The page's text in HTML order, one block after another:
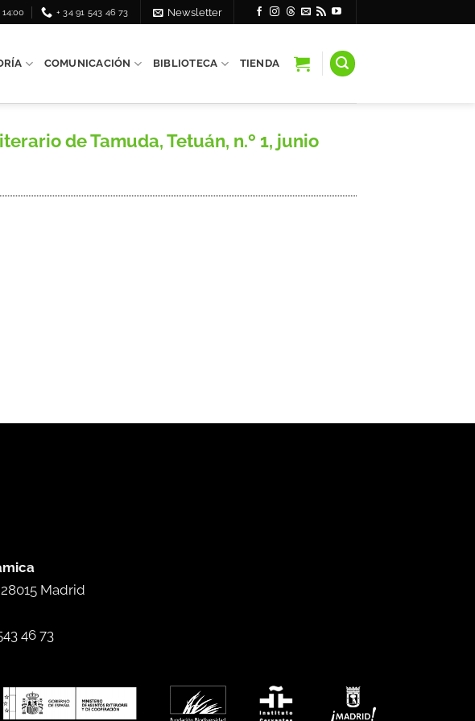
+ 34 91 543 46 73 Newsletter
COMUNICACIÓN BIBLIOTECA TIENDA
de Tamuda, Tetuán, n.º 1, junio
28015 Madrid
46 73